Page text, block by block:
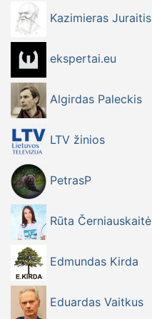
Kazimieras Juraitis
ekspertai.eu
Algirdas Paleckis
LTV žinios
PetrasP
Rūta Černiauskaitė
Edmundas Kirda
Eduardas Vaitkus